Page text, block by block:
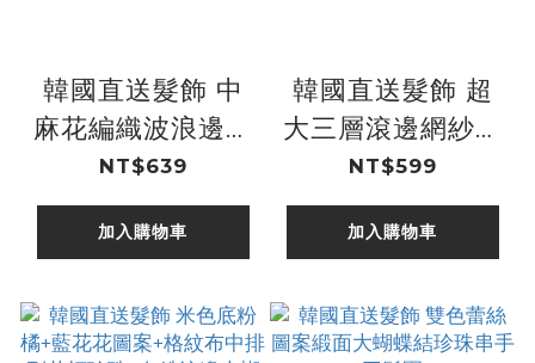
韓國直送髮飾 中
麻花編織波浪邊側
miumiu圓牌手工
髮箍
NT$639
加入購物車
韓國直送髮飾 超
大三層滾邊網紗蝴
蝶結彈夾
NT$599
加入購物車